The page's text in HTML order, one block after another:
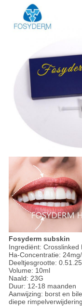
Fosyderm subskin
Ingrediënt: Crosslinked
Ha-Concentratie:
Deeltjesgrootte:
Volume: 10ml
Naald: 23G
Duur: 12-18 maanden
Aanwijzing: borst en
diepe rimpelverwijdering